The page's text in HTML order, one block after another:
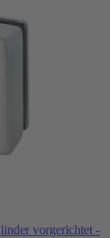
vorgerichtet -